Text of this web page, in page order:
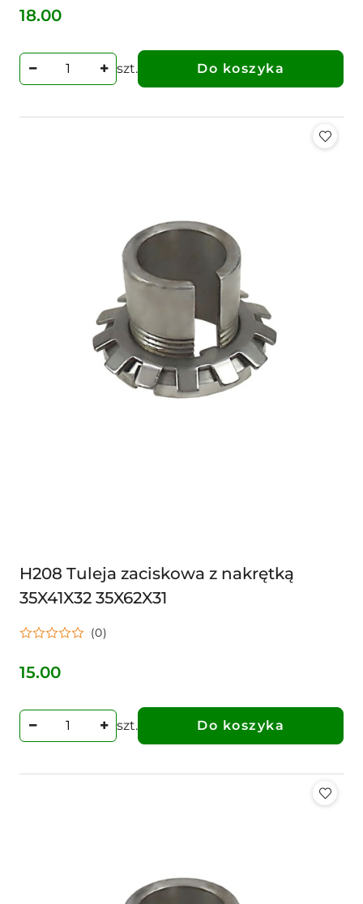
Cena:
18.00
szt. Do koszyka
H208 Tuleja zaciskowa z nakrętką
35X41X32 35X62X31
(0)
Cena:
15.00
szt. Do koszyka